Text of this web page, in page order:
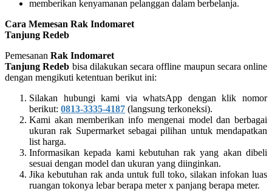
memberikan kenyamanan pelanggan dalam berbelanja.
Cara Memesan Rak Indomaret
Tanjung Redeb
Pemesanan Rak Indomaret
Tanjung Redeb bisa dilakukan secara offline maupun secara online
dengan mengikuti ketentuan berikut ini:
Silakan hubungi kami via whatsApp dengan klik nomor
berikut: 0813-3335-4187 (langsung terkoneksi).
Kami akan memberikan info mengenai model dan berbagai
ukuran rak Supermarket sebagai pilihan untuk mendapatkan
list harga.
Informasikan kepada kami kebutuhan rak yang akan dibeli
sesuai dengan model dan ukuran yang diinginkan.
Jika kebutuhan rak anda untuk full toko, silakan infokan luas
ruangan tokonya lebar berapa meter x panjang berapa meter.